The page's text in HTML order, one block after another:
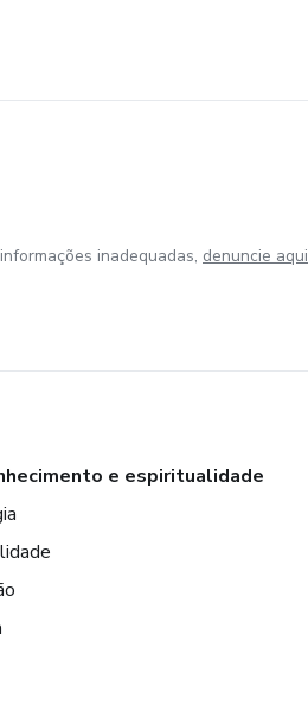
inadequadas, denuncie aqui
e espiritualidade